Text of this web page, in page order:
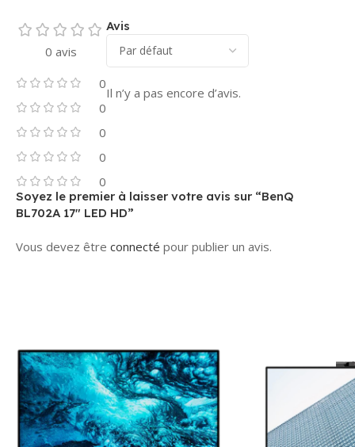
0 avis
0
0
0
0
0
Avis
Il n’y a pas encore d’avis.
Soyez le premier à laisser votre avis sur “BenQ
BL702A 17″ LED HD”
Vous devez être connecté pour publier un avis.